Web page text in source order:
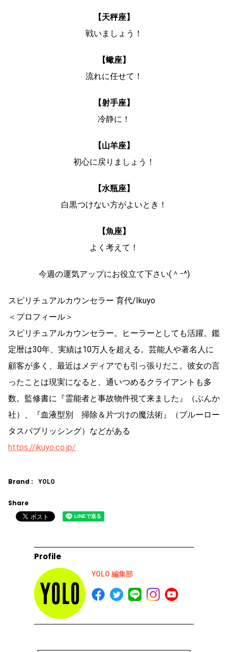
【天秤座】
戦いましょう！
【蠍座】
流れに任せて！
【射手座】
冷静に！
【山羊座】
初心に戻りましょう！
【水瓶座】
白黒つけない方がよいとき！
【魚座】
よく考えて！
今週の運気アップにお役立て下さい(＾ｰ^)
スピリチュアルカウンセラー 育代/Ikuyo
＜プロフィール＞
スピリチュアルカウンセラー。ヒーラーとしても活躍。鑑
定暦は30年、実績は10万人を超える。芸能人や著名人に
顧客が多く、最近はメディアでも引っ張りだこ。彼女の言
ったことは現実になると、通いつめるクライアントも多
数。監修書に『霊能者と事故物件視て来ました』（ぶんか
社）、『血液型別 掃除＆片づけの魔法術』（ブルーロー
タスパブリッシング）などがある
https://ikuyo.co.jp/
Brand : YOLO
Share
Profile
YOLO 編集部